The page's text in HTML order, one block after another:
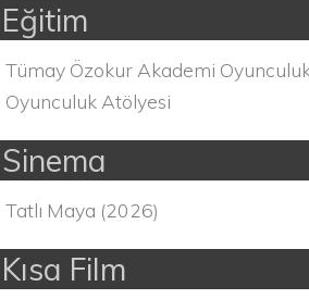
Eğitim
Tümay Özokur Akademi
Oyunculuk Atölyesi
Sinema
Tatlı Maya (2026)
Kısa Film